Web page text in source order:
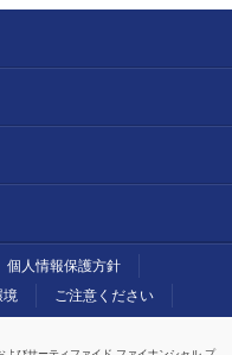
個人情報保護方針
境 ご注意ください